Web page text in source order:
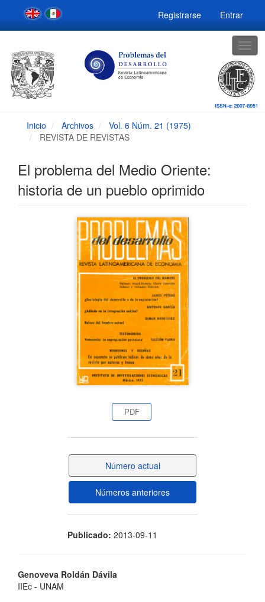
Navegación
principal
Contenido
Barra
lateral
Registrarse Entrar
Inicio Archivos
Vol. 6 Núm. 21 (1975)
REVISTA DE REVISTAS
El problema del Medio Oriente:
historia de un pueblo oprimido
PDF
Número actual
Números anteriores
Publicado: 2013-09-11
Contenido
Genoveva Roldán Dávila
IIEc - UNAM